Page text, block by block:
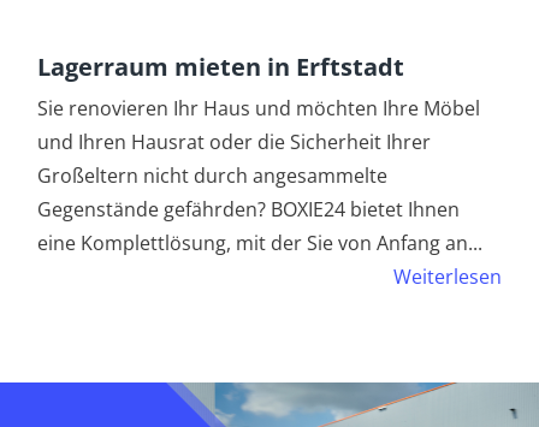
Lagerraum mieten in Erftstadt
Sie renovieren Ihr Haus und möchten Ihre Möbel
und Ihren Hausrat oder die Sicherheit Ihrer
Großeltern nicht durch angesammelte
Gegenstände gefährden? BOXIE24 bietet Ihnen
eine Komplettlösung, mit der Sie von Anfang an...
Weiterlesen